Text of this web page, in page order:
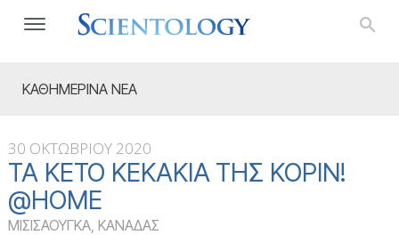
ΚΑΘΗΜΕΡΙΝΑ ΝΕΑ
30 ΟΚΤΩΒΡΙΟΥ 2020
ΤΑ KETO ΚΕΚΆΚΙΑ ΤΗΣ ΚΟΡΊΝ!
@HOME
ΜΙΣΙΣΑΟΥΓΚΑ, ΚΑΝΑΔΑΣ